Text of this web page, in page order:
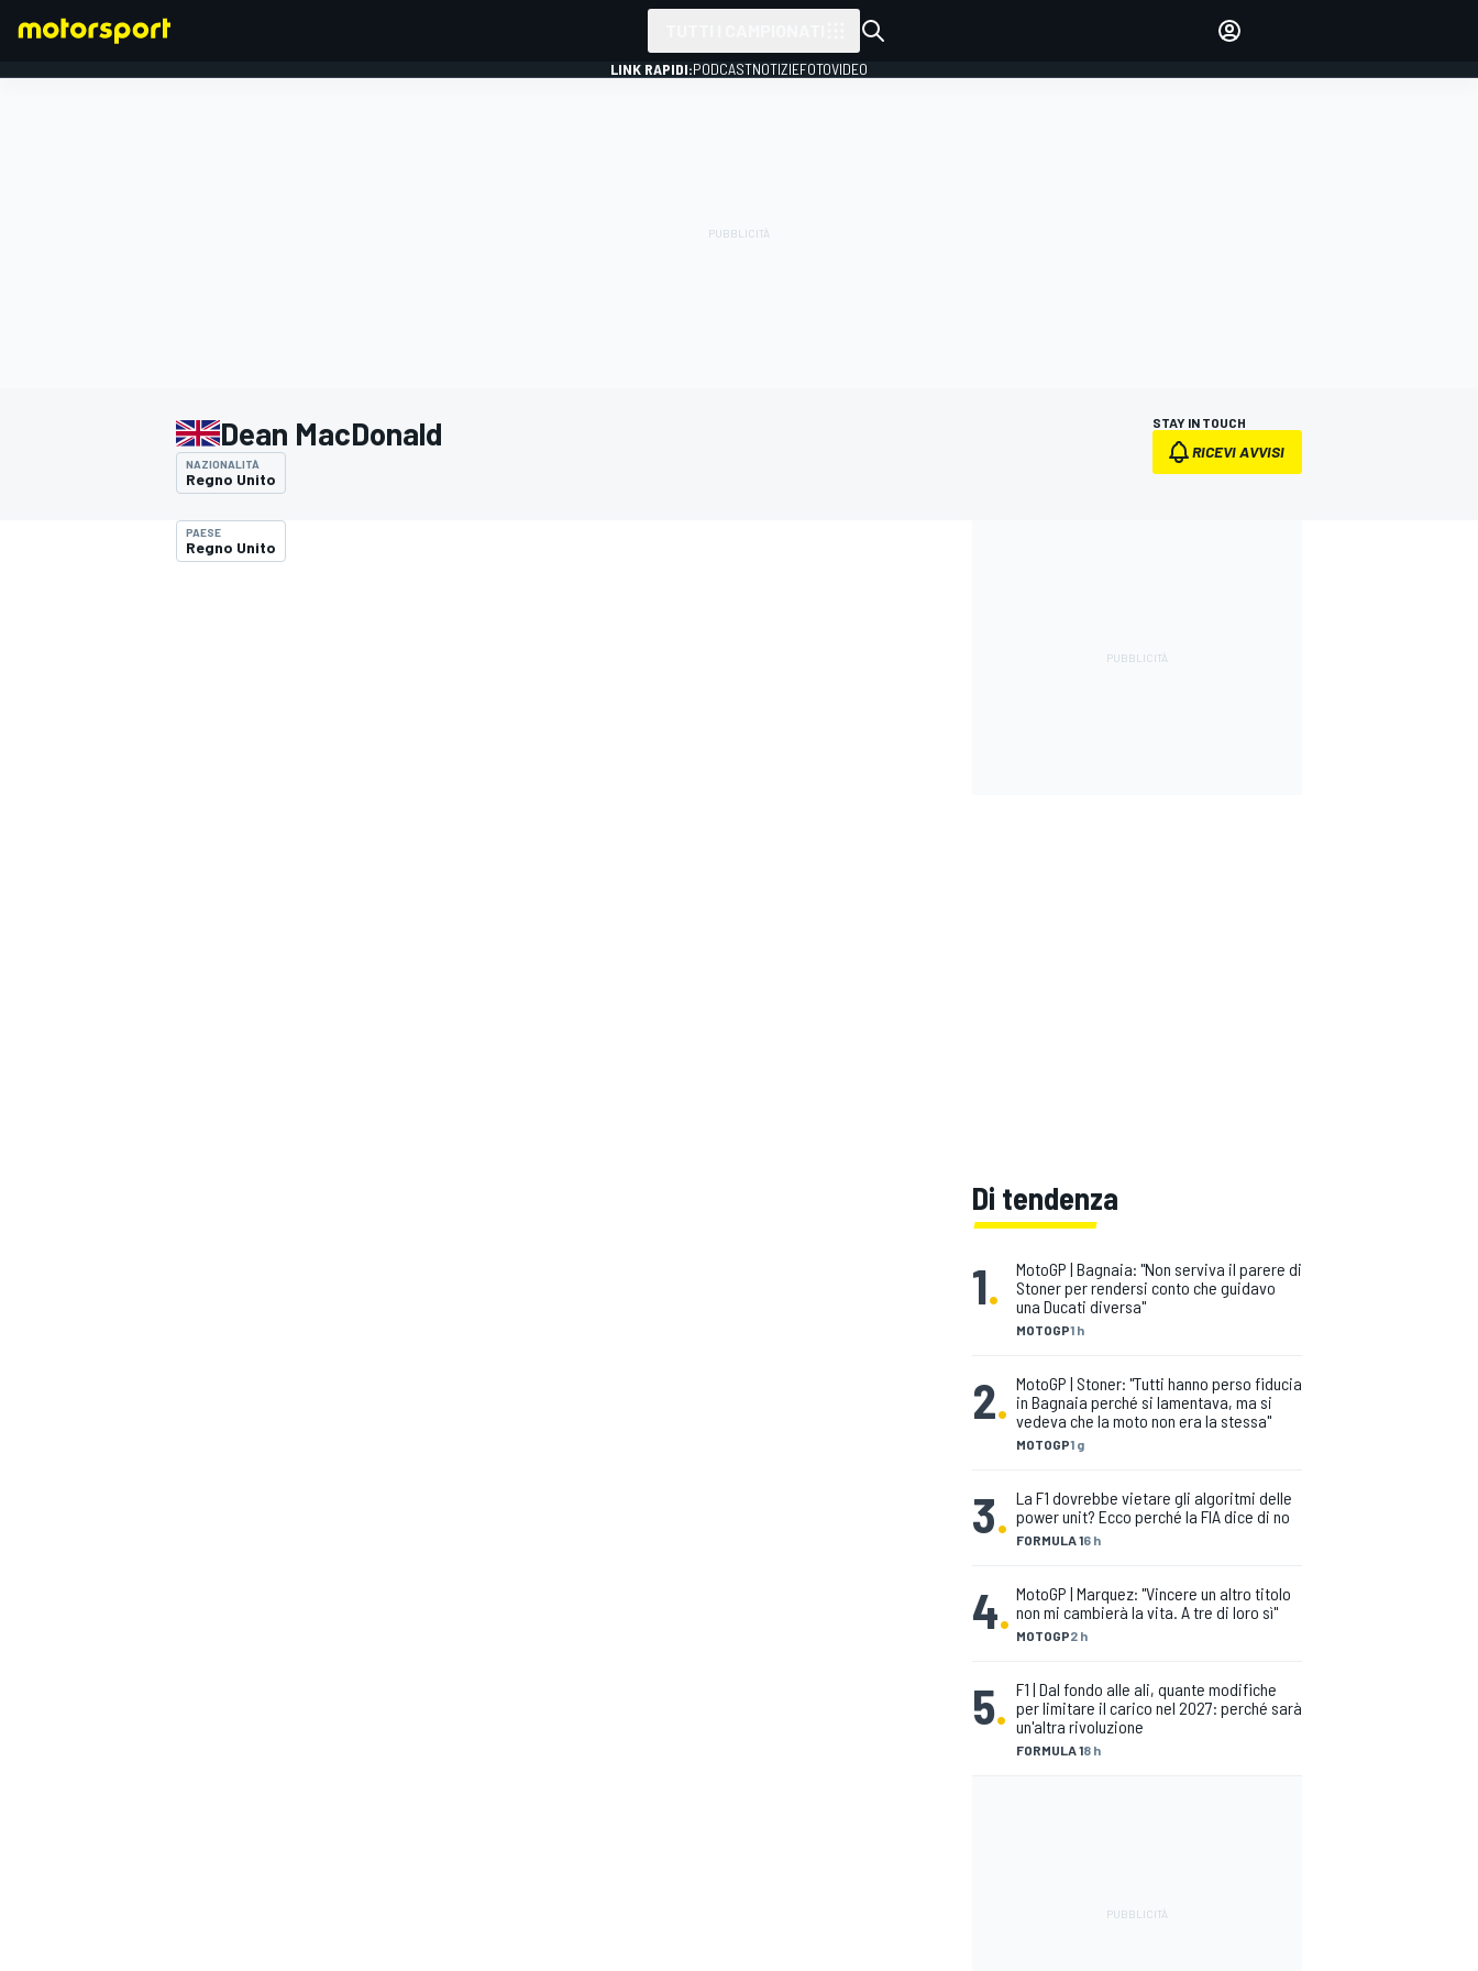
ACCEDI
LINK RAPIDI:PODCASTNOTIZIEFOTOVIDEO
Dean MacDonald
NAZIONALITÀ
Regno Unito
STAY IN TOUCH
RICEVI AVVISI
PAESE
Regno Unito
Di tendenza
1.
MOTOGP1 h
MotoGP | Bagnaia: "Non serviva il parere di
Stoner per rendersi conto che guidavo
una Ducati diversa"
2.
MOTOGP1 g
MotoGP | Stoner: "Tutti hanno perso fiducia
in Bagnaia perché si lamentava, ma si
vedeva che la moto non era la stessa"
3. FORMULA 16 h
La F1 dovrebbe vietare gli algoritmi delle
power unit? Ecco perché la FIA dice di no
4. MOTOGP2 h
MotoGP | Marquez: "Vincere un altro titolo
non mi cambierà la vita. A tre di loro sì"
5.
FORMULA 18 h
F1 | Dal fondo alle ali, quante modifiche
per limitare il carico nel 2027: perché sarà
un'altra rivoluzione